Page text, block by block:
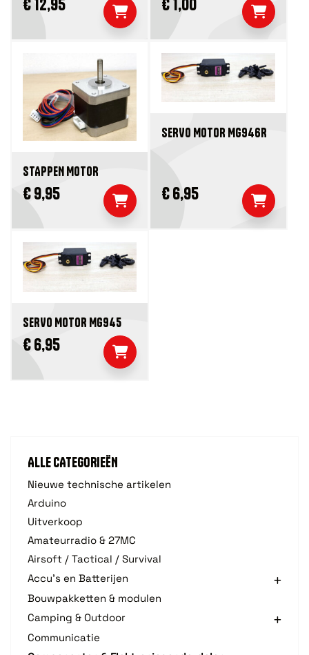
ALLE CATEGORIEËN
Nieuwe technische artikelen
Arduino
Uitverkoop
Amateurradio & 27MC
Airsoft / Tactical / Survival
Accu's en Batterijen
Bouwpakketten & modulen
Camping & Outdoor
Communicatie
STAPPEN MOTOR
€ 9,95
SERVO MOTOR MG946R
€ 6,95
SERVO MOTOR MG945
€ 6,95